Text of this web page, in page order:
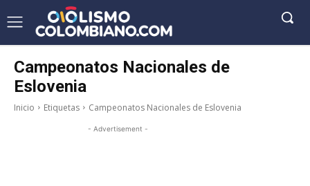
Campeonatos Nacionales de
Eslovenia
Inicio Etiquetas Campeonatos Nacionales de Eslovenia
- Advertisement -